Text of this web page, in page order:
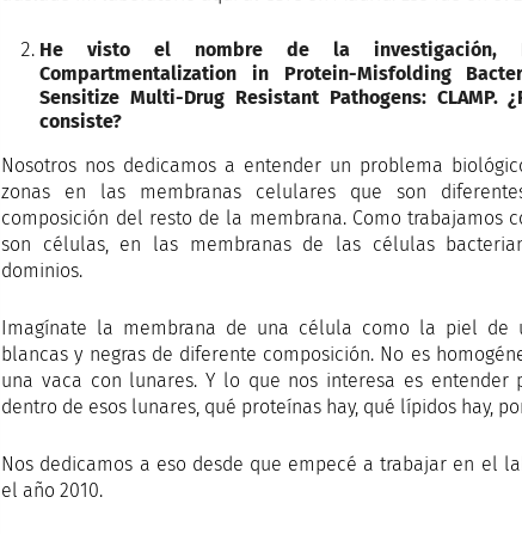
He visto el nombre de la investigación,
Compartmentalization in Protein-Misfolding
Sensitize Multi-Drug Resistant Pathogens: CLAMP.
consiste?
Nosotros nos dedicamos a entender un problema
zonas en las membranas celulares que son
composición del resto de la membrana. Como trabajamos
son células, en las membranas de las células
dominios.
Imagínate la membrana de una célula como la piel de
blancas y negras de diferente composición. No es
una vaca con lunares. Y lo que nos interesa es entender
dentro de esos lunares, qué proteínas hay, qué lípidos hay,
Nos dedicamos a eso desde que empecé a trabajar en el
el año 2010.